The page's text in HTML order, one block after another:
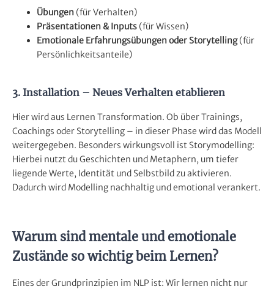
Übungen (für Verhalten)
Präsentationen & Inputs (für Wissen)
Emotionale Erfahrungsübungen oder Storytelling(für
Persönlichkeitsanteile)
3. Installation – Neues Verhalten etablieren
Hier wird aus Lernen Transformation. Ob über Trainings,
Coachings oder Storytelling – in dieser Phase wird das Modell
weitergegeben. Besonders wirkungsvoll ist Storymodelling:
Hierbei nutzt du Geschichten und Metaphern, um tiefer
liegende Werte, Identität und Selbstbild zu aktivieren.
Dadurch wird Modelling nachhaltig und emotional verankert.
Warum sind mentale und emotionale
Zustände so wichtig beim Lernen?
Eines der Grundprinzipien im NLP ist: Wir lernen nicht nur